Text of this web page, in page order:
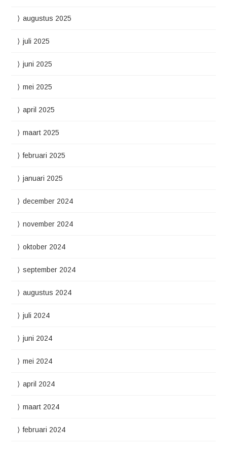
augustus 2025
juli 2025
juni 2025
mei 2025
april 2025
maart 2025
februari 2025
januari 2025
december 2024
november 2024
oktober 2024
september 2024
augustus 2024
juli 2024
juni 2024
mei 2024
april 2024
maart 2024
februari 2024